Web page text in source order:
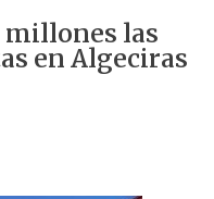
millones las
en Algeciras